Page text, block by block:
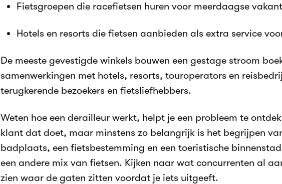
Fietsgroepen die racefietsen huren voor meerdaagse
Hotels en resorts die fietsen aanbieden als extra service
De meeste gevestigde winkels bouwen een gestage stroom
samenwerkingen met hotels, resorts, touroperators en
terugkerende bezoekers en fietsliefhebbers.
Weten hoe een derailleur werkt, helpt je een probleem te
klant dat doet, maar minstens zo belangrijk is het begrijpen
badplaats, een fietsbestemming en een toeristische
een andere mix van fietsen. Kijken naar wat concurrenten al
zien waar de gaten zitten voordat je iets uitgeeft.